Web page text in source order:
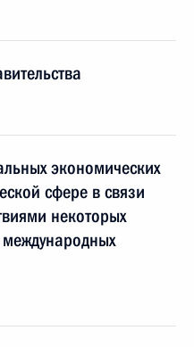
экономических
сфере в связи
некоторых
международных